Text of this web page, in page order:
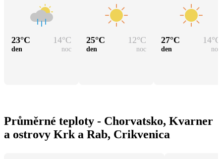
23°C 14°C
den noc
25°C 12°C
den noc
27°C 14°C
den noc
Průměrné teploty - Chorvatsko, Kvarner
a ostrovy Krk a Rab, Crikvenica